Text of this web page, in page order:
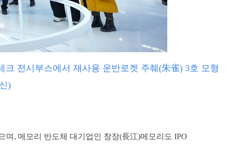
전시부스에서 재사용 운반로켓 주췌(朱雀) 3호 모형
)
, 메모리 반도체 대기업인 창장(長江)메모리도 IPO